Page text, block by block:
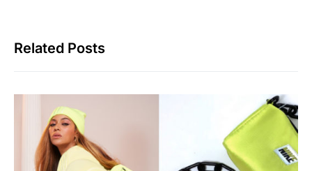
Related Posts